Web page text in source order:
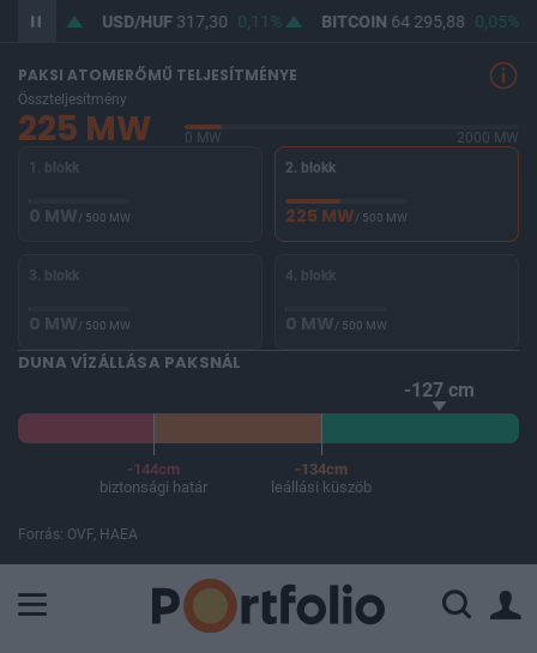
0,05% USD/HUF317,30 0,11% BITCOIN 64 295,88 0,05%
PAKSI ATOMERŐMŰ TELJESÍTMÉNYE
Összteljesítmény
225 MW 0 MW
2000 MW
1. blokk
0 MW/ 500 MW
2. blokk
225 MW/ 500 MW
3. blokk
0 MW/ 500 MW
4. blokk
0 MW/ 500 MW
DUNA VÍZÁLLÁSA PAKSNÁL
-127 cm
-144cm
biztonsági határ
-134cm
leállási küszöb
Forrás: OVF, HAEA